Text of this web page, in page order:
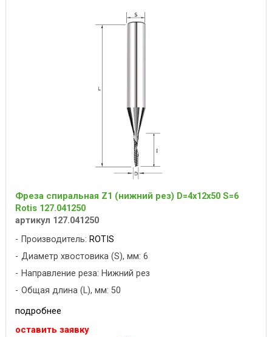
Фреза спиральная Z1 (нижний рез) D=4x12x50 S=6
Rotis 127.041250
артикул 127.041250
Производитель: ROTIS
Диаметр хвостовика (S), мм: 6
Направление реза: Нижний рез
Общая длина (L), мм: 50
подробнее
оставить заявку